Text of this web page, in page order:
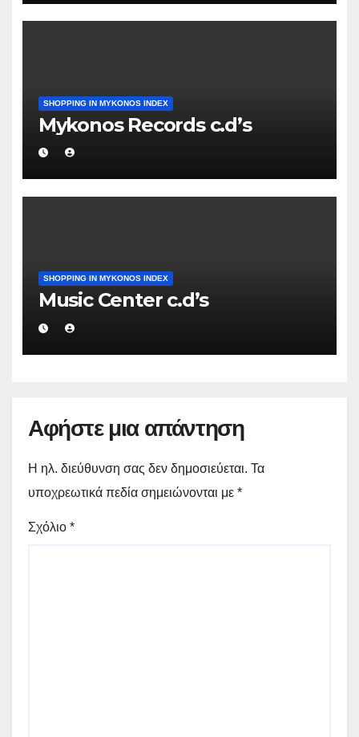
SHOPPING IN MYKONOS INDEX
Mykonos Records c.d’s
SHOPPING IN MYKONOS INDEX
Music Center c.d’s
Αφήστε μια απάντηση
Η ηλ. διεύθυνση σας δεν δημοσιεύεται. Τα
υποχρεωτικά πεδία σημειώνονται με *
Σχόλιο *